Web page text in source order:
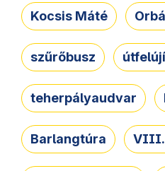
Kocsis Máté
szűrőbusz
teherpályaudvar
Barlangtúra VIII.